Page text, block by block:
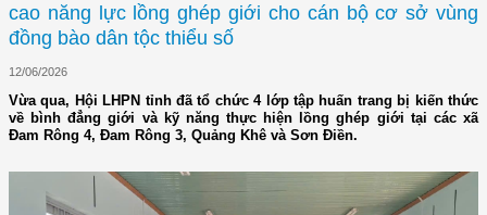
cao năng lực lồng ghép giới cho cán bộ cơ sở vùng
đồng bào dân tộc thiểu số
12/06/2026
Vừa qua, Hội LHPN tỉnh đã tổ chức 4 lớp tập huấn trang bị kiến thức
về bình đẳng giới và kỹ năng thực hiện lồng ghép giới tại các xã
Đam Rông 4, Đam Rông 3, Quảng Khê và Sơn Điền.